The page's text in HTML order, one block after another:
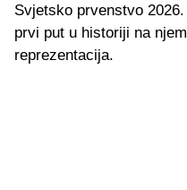
Svjetsko prvenstvo
prvi put u historiji na
reprezentacija.